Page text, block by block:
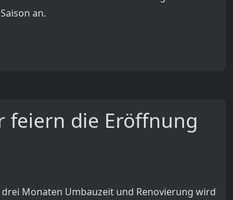
an.
feiern die Eröffnung
Monaten Umbauzeit und Renovierung wird